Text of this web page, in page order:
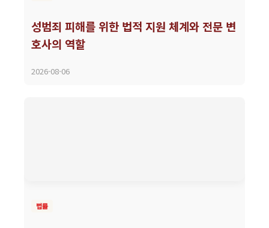
성범죄 피해를 위한 법적 지원 체계와 전문 변
호사의 역할
2026-08-06
법률